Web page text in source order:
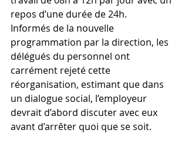
repos d’une durée de 24h.
Informés de la nouvelle
programmation par la direction, les
délégués du personnel ont
carrément rejeté cette
réorganisation, estimant que dans
un dialogue social, l’employeur
devrait d’abord discuter avec eux
avant d’arrêter quoi que se soit.